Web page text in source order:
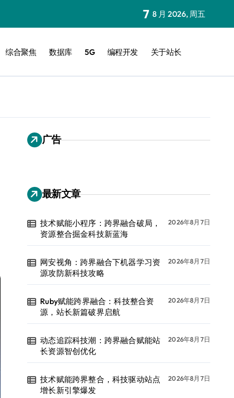
7 8 月 2026, 周五
综合聚焦 数据库 5G 编程开发 关于站长
广告
最新文章
技术赋能小程序：跨界融合破局，
资源整合掘金科技新蓝海
2026年8月7日
网安视角：跨界融合下机器学习资
源攻防新科技攻略
2026年8月7日
Ruby赋能跨界融合：科技整合资
源，站长新篇破界启航
2026年8月7日
动态追踪科技潮：跨界融合赋能站
长资源智创优化
2026年8月7日
技术赋能跨界整合，科技驱动站点
增长新引擎爆发
2026年8月7日